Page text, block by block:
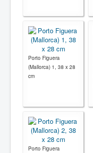
Porto Figuera
(Mallorca) 1, 38 x 28
cm
Porto Figuera